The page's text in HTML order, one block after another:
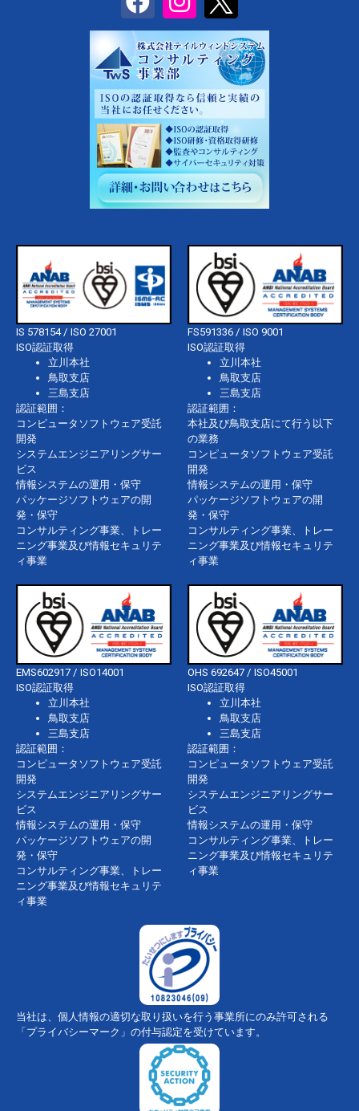
IS 578154 / ISO 27001
ISO認証取得
立川本社
鳥取支店
三島支店
認証範囲：
コンピュータソフトウェア受託
開発
システムエンジニアリングサー
ビス
情報システムの運用・保守
パッケージソフトウェアの開
発・保守
コンサルティング事業、トレー
ニング事業及び情報セキュリテ
ィ事業
FS591336 / ISO 9001
ISO認証取得
立川本社
鳥取支店
三島支店
認証範囲：
本社及び鳥取支店にて行う以下
の業務
コンピュータソフトウェア受託
開発
情報システムの運用・保守
パッケージソフトウェアの開
発・保守
コンサルティング事業、トレー
ニング事業及び情報セキュリテ
ィ事業
EMS602917 / ISO14001
ISO認証取得
立川本社
鳥取支店
三島支店
認証範囲：
コンピュータソフトウェア受託
開発
システムエンジニアリングサー
ビス
情報システムの運用・保守
パッケージソフトウェアの開
発・保守
コンサルティング事業、トレー
ニング事業及び情報セキュリテ
ィ事業
OHS 692647 / ISO45001
ISO認証取得
立川本社
鳥取支店
三島支店
認証範囲：
コンピュータソフトウェア受託
開発
システムエンジニアリングサー
ビス
情報システムの運用・保守
コンサルティング事業、トレー
ニング事業及び情報セキュリテ
ィ事業
当社は、個人情報の適切な取り扱いを行う事業所にのみ許可される
「プライバシーマーク」の付与認定を受けています。